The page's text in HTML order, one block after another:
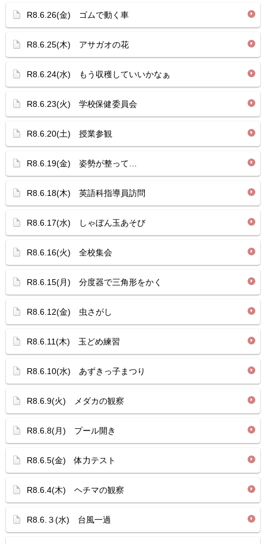
R8.6.26(金) ゴムで動く車
R8.6.25(木) アサガオの花
R8.6.24(水) もう収穫していいかなぁ
R8.6.23(火) 学校保健委員会
R8.6.20(土) 授業参観
R8.6.19(金) 姿勢が整って…
R8.6.18(木) 英語科指導員訪問
R8.6.17(水) しゃぼん玉あそび
R8.6.16(火) 全校集会
R8.6.15(月) 分度器で三角形をかく
R8.6.12(金) 虫さがし
R8.6.11(木) 玉どめ練習
R8.6.10(水) あずきっ子まつり
R8.6.9(火) メダカの観察
R8.6.8(月) プール開き
R8.6.5(金) 体力テスト
R8.6.4(木) ヘチマの観察
R8.6.３(水) 台風一過